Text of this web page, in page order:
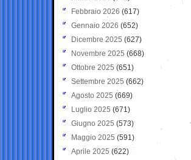
Febbraio 2026 (617)
Gennaio 2026 (652)
Dicembre 2025 (627)
Novembre 2025 (668)
Ottobre 2025 (651)
Settembre 2025 (662)
Agosto 2025 (669)
Luglio 2025 (671)
Giugno 2025 (573)
Maggio 2025 (591)
Aprile 2025 (622)